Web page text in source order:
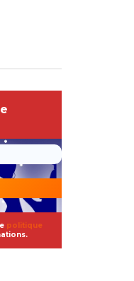
politique